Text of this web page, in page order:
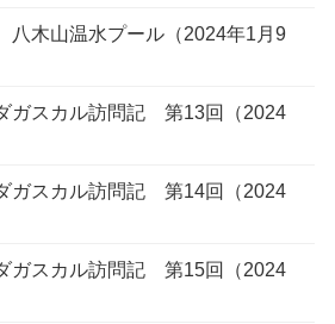
木山温水プール（2024年1月9
ガスカル訪問記 第13回（2024
ガスカル訪問記 第14回（2024
ガスカル訪問記 第15回（2024